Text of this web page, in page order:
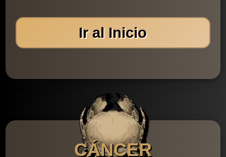
Ir al Inicio
CÁNCER